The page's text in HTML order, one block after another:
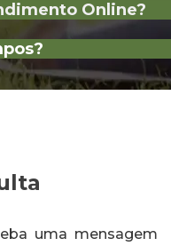
Online?
uma mensagem